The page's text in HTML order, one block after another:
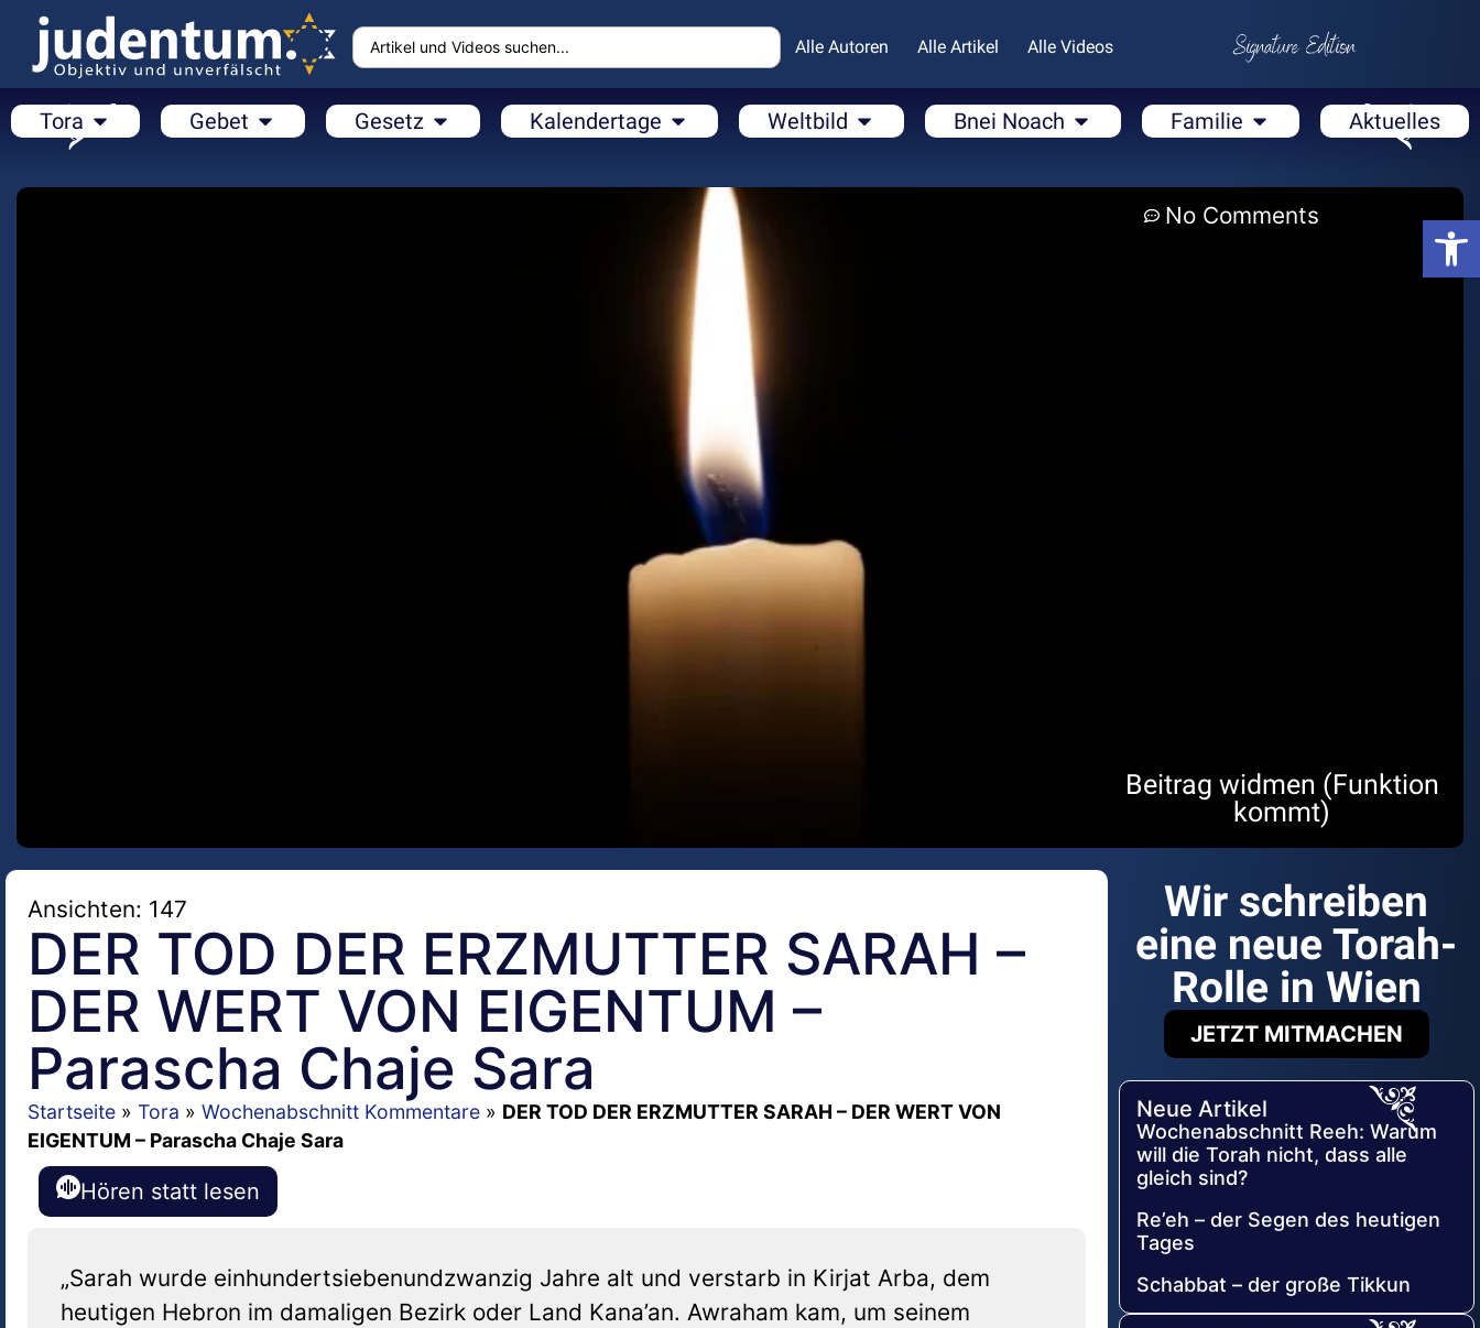
Alle Autoren Alle Artikel Alle Videos
Tora Gebet Gesetz Kalendertage Weltbild Bnei Noach Familie Aktuelles
No Comments
Beitrag widmen (Funktion
kommt)
Ansichten: 147
DER TOD DER ERZMUTTER SARAH –
DER WERT VON EIGENTUM –
Parascha Chaje Sara
Startseite » Tora » Wochenabschnitt Kommentare » DER TOD DER ERZMUTTER SARAH – DER WERT VON
EIGENTUM – Parascha Chaje Sara
Hören statt lesen
„Sarah wurde einhundertsiebenundzwanzig Jahre alt und verstarb in Kirjat Arba, dem
heutigen Hebron im damaligen Bezirk oder Land Kana’an. Awraham kam, um seinem
Wir schreiben
eine neue Torah-
Rolle in Wien
JETZT MITMACHEN
Neue Artikel
Wochenabschnitt Reeh: Warum
will die Torah nicht, dass alle
gleich sind?
Re’eh – der Segen des heutigen
Tages
Schabbat – der große Tikkun